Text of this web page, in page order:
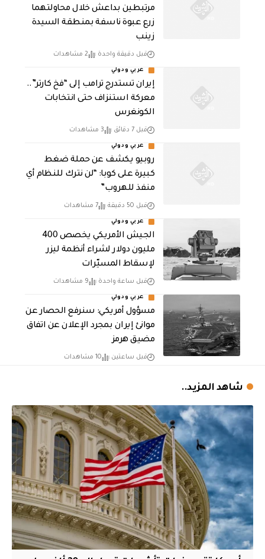
مرتبطين بداعش خلال محاولتهما
زرع عبوة ناسفة بمنطقة السيدة
زينب
قبل دقيقة واحدة 2 مشاهدات
عربي ودولي
إيران تستدرج ترامب إلى “فخ كارتر”..
معركة استنزاف حتى انتخابات
الكونغرس
قبل 7 دقائق 3 مشاهدات
عربي ودولي
روبيو يكشف عن حملة ضغط
كبيرة على كوبا: “لن نترك للنظام أي
منفذ للهروب”
قبل 50 دقيقة 7 مشاهدات
عربي ودولي
الجيش الأمريكي يخصص 400
مليون دولار لشراء أنظمة ليزر
لإسقاط المسيّرات
قبل ساعة واحدة 9 مشاهدات
عربي ودولي
مسؤول أمريكي: سنرفع الحصار عن
موانئ إيران بمجرد الإعلان عن اتفاق
مضيق هرمز
قبل ساعتين 10 مشاهدات
شاهد المزيد..